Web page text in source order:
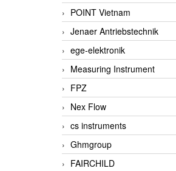
POINT Vietnam
Jenaer Antriebstechnik
ege-elektronik
Measuring Instrument
FPZ
Nex Flow
cs instruments
Ghmgroup
FAIRCHILD